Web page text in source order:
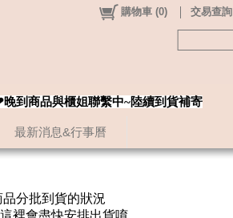
最新消息&行事曆
購物車 (0) 交易查詢
到商品與櫃姐聯繫中~陸續到貨補寄